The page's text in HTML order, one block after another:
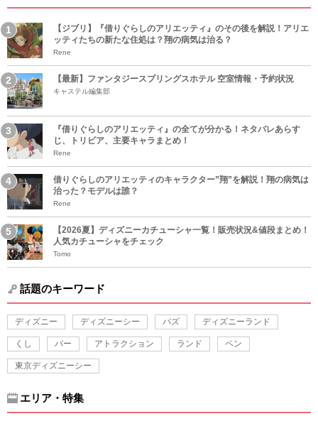
【ジブリ】『借りぐらしのアリエッティ』のその後を解説！アリエ
ッティたちの新たな住処は？翔の病気は治る？
Rene
【最新】ファンタジースプリングスホテル 空室情報・予約状況
キャステル編集部
『借りぐらしのアリエッティ』の全てが分かる！ネタバレあらす
じ、トリビア、主要キャラまとめ！
Rene
借りぐらしのアリエッティのキャラクター”翔”を解説！翔の病気は
治った？モデルは誰？
Rene
【2026夏】ディズニーカチューシャ一覧！販売状況&値段まとめ！
人気カチューシャをチェック
Tomo
話題のキーワード
ディズニー ディズニーシー バズ ディズニーランド
くし バー アトラクション ランド ペン
東京ディズニーシー
エリア・特集